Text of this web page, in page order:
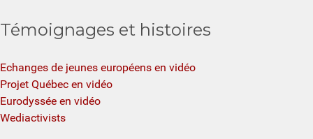
Témoignages et histoires
Echanges de jeunes européens en vidéo
Projet Québec en vidéo
Eurodyssée en vidéo
Wediactivists